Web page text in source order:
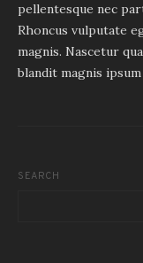
pellentesque nec
Rhoncus vulputate
magnis. Nascetur
blandit magnis
SEARCH